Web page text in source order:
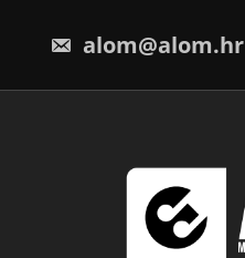
content
alom@alom.hr